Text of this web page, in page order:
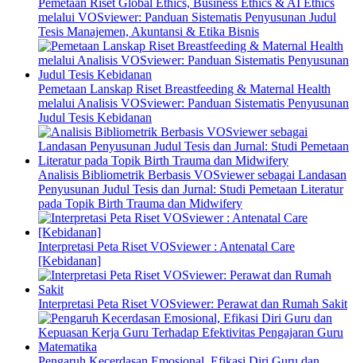
Pemetaan Riset Global Ethics, Business Ethics & AI Ethics
melalui VOSviewer: Panduan Sistematis Penyusunan Judul
Tesis Manajemen, Akuntansi & Etika Bisnis
Pemetaan Lanskap Riset Breastfeeding & Maternal Health
melalui Analisis VOSviewer: Panduan Sistematis Penyusunan
Judul Tesis Kebidanan
Analisis Bibliometrik Berbasis VOSviewer sebagai Landasan
Penyusunan Judul Tesis dan Jurnal: Studi Pemetaan Literatur
pada Topik Birth Trauma dan Midwifery
Interpretasi Peta Riset VOSviewer : Antenatal Care
[Kebidanan]
Interpretasi Peta Riset VOSviewer: Perawat dan Rumah Sakit